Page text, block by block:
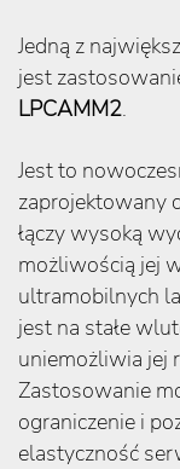
Jedną z
jest
LPCAMM2.
Jest to
zaprojektowany
łączy wysoką
możliwością jej
ultramobilnych
jest na stałe
uniemożliwia jej
Zastosowanie
ograniczenie i
elastyczność